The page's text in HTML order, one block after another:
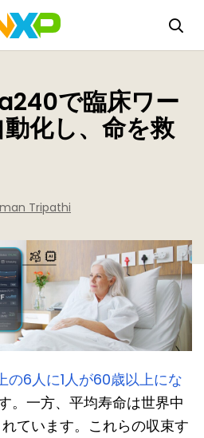
で臨床ワー
化し、命を救
Tripathi
の6人に1人が60歳以上にな
。一方、平均寿命は世界中
ています。これらの収束す